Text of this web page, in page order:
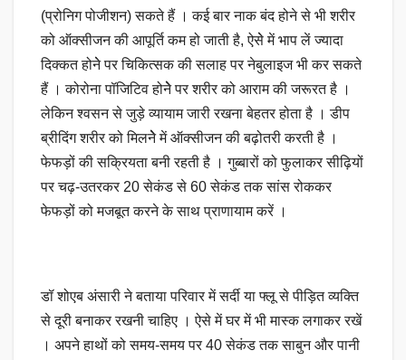
(प्रोनिग पोजीशन) सकते हैं । कई बार नाक बंद होने से भी शरीर
को ऑक्सीजन की आपूर्ति कम हो जाती है, ऐसेे में भाप लें ज्यादा
दिक्कत होनेे पर चिकित्सक की सलाह पर नेबुलाइज भी कर सकते
हैं । कोरोना पॉजिटिव होनेेे पर शरीर को आराम की जरूरत है ।
लेकिन श्वसन से जुड़े व्यायाम जारी रखना बेहतर होता है । डीप
ब्रीदिंग शरीर को मिलनेेे में ऑक्सीजन की बढ़ोतरी करती है ।
फेफड़ों की सक्रियता बनी रहती है । गुब्बारों को फुलाकर सीढ़ियों
पर चढ़-उतरकर 20 सेकंड से 60 सेकंड तक सांस रोककर
फेफड़ों को मजबूत करने के साथ प्राणायाम करें ‌।
डॉ शोएब अंसारी ने बताया परिवार में सर्दी या फ्लू से पीड़ित व्यक्ति
से दूरी बनाकर रखनी चाहिए । ऐसे में घर में भी मास्क लगाकर रखें
। अपने हाथों को समय-समय पर 40 सेकंड तक साबुन और पानी